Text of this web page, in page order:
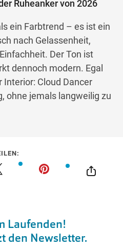
Ruheanker von 2026
ein Farbtrend – es ist ein
nach Gelassenheit,
Der Ton ist
dennoch modern. Egal
Interior: Cloud Dancer
ohne jemals langweilig zu